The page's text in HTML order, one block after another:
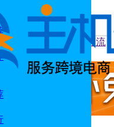
导入单号打单处理流